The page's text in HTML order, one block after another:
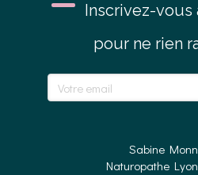
Inscrivez-vous
pour ne rien
Votre email
Sabine
Naturopathe